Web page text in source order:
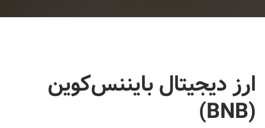
ارز دیجیتال بایننس‌کوین
(BNB)